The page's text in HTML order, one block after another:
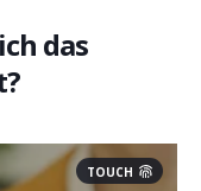
das
TOUCH